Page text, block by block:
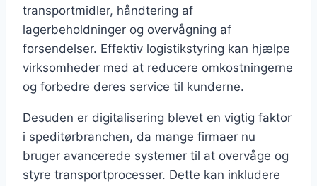
transportmidler, håndtering af
lagerbeholdninger og overvågning af
forsendelser. Effektiv logistikstyring kan hjælpe
virksomheder med at reducere omkostningerne
og forbedre deres service til kunderne.
Desuden er digitalisering blevet en vigtig faktor
i speditørbranchen, da mange firmaer nu
bruger avancerede systemer til at overvåge og
styre transportprocesser. Dette kan inkludere